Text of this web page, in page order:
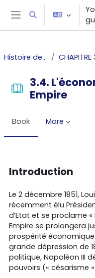
Skip to main content
Side panel
Toggle search
Histoire des faits économiques
3.4.
Empire
Book More
Introduction
Le 2 décembre 1851,
récemment élu
d’Etat et se proclame «
Empire se prolongera
prospérité
grande dépression de
politique, Napoléon III
pouvoirs (« césarisme